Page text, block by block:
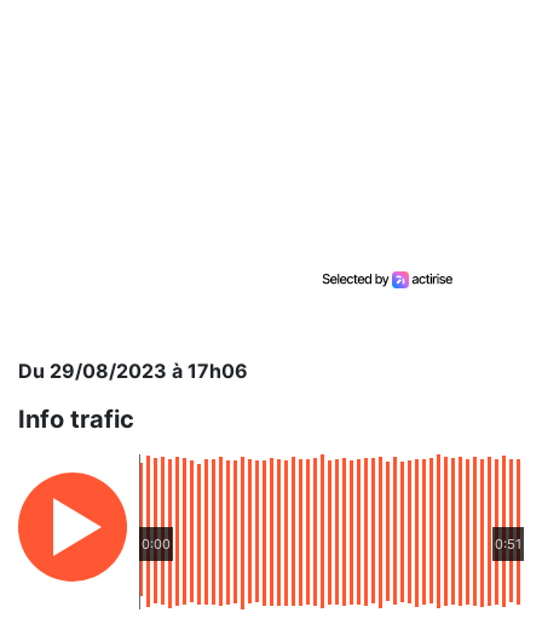
Du 29/08/2023 à 17h06
Info trafic
0:00 0:51